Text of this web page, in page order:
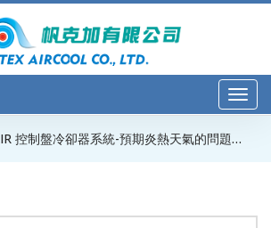
控制盤冷卻器系統-預期炎熱天氣的問題